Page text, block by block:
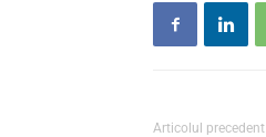
Articolul precedent